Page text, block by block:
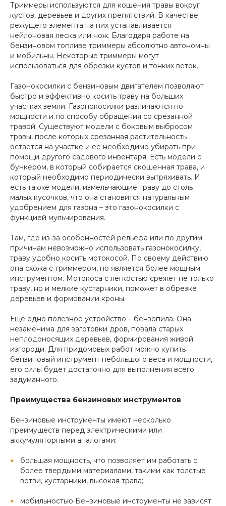
Триммеры используются для кошения травы вокруг
кустов, деревьев и других препятствий. В качестве
режущего элемента на них устанавливается
нейлоновая леска или нож. Благодаря работе на
бензиновом топливе триммеры абсолютно автономны
и мобильны. Некоторые триммеры могут
использоваться для обрезки кустов и тонких веток.
Газонокосилки с бензиновым двигателем позволяют
быстро и эффективно косить траву на больших
участках земли. Газонокосилки различаются по
мощности и по способу обращения со срезанной
травой. Существуют модели с боковым выбросом
травы, после которых срезанная растительность
остается на участке и ее необходимо убирать при
помощи другого садового инвентаря. Есть модели с
бункером, в который собирается скошенная трава, и
который необходимо периодически вытряхивать. И
есть также модели, измельчающие траву до столь
малых кусочков, что она становится натуральным
удобрением для газона – это газонокосилки с
функцией мульчирования.
Там, где из-за особенностей рельефа или по другим
причинам невозможно использовать газонокосилку,
траву удобно косить мотокосой. По своему действию
она схожа с триммером, но является более мощным
инструментом. Мотокоса с легкостью срежет не только
траву, но и мелкие кустарники, поможет в обрезке
деревьев и формовании кроны.
Еще одно полезное устройство – бензопила. Она
незаменима для заготовки дров, повала старых
неплодоносящих деревьев, формирования живой
изгороди. Для придомовых работ можно купить
бензиновый инструмент небольшого веса и мощности,
его силы будет достаточно для выполнения всего
задуманного.
Преимущества бензиновых инструментов
Бензиновые инструменты имеют несколько
преимуществ перед электрическими или
аккумуляторными аналогами:
большая мощность, что позволяет им работать с
более твердыми материалами, такими как толстые
ветви, кустарники, высокая трава;
мобильностью Бензиновые инструменты не зависят